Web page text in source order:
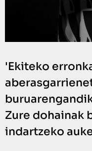
'Ekiteko
Zure dohainak
indartzeko